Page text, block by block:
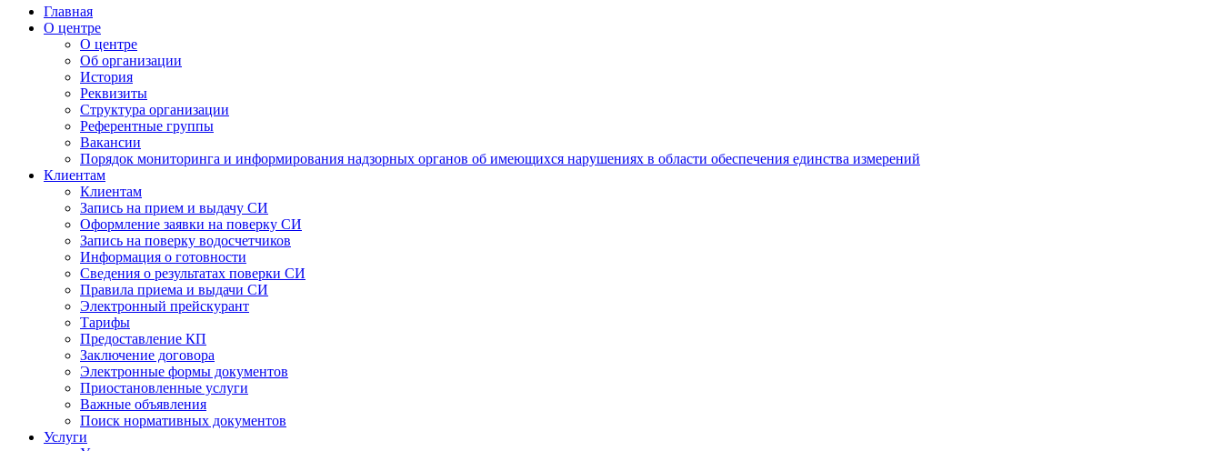
Главная
О центре
О центре
Об организации
История
Реквизиты
Структура организации
Референтные группы
Вакансии
Порядок мониторинга и информирования надзорных органов об имеющихся нарушениях в области обеспечения единства измерений
Клиентам
Клиентам
Запись на прием и выдачу СИ
Оформление заявки на поверку СИ
Запись на поверку водосчетчиков
Информация о готовности
Сведения о результатах поверки СИ
Правила приема и выдачи СИ
Электронный прейскурант
Тарифы
Предоставление КП
Заключение договора
Электронные формы документов
Приостановленные услуги
Важные объявления
Поиск нормативных документов
Услуги